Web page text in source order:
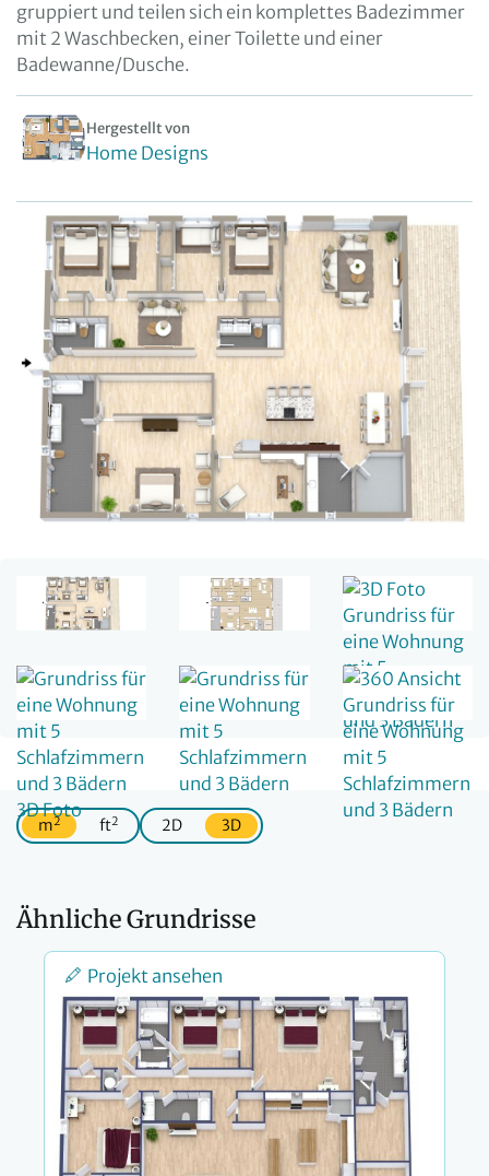
gruppiert und teilen sich ein komplettes Badezimmer
mit 2 Waschbecken, einer Toilette und einer
Badewanne/Dusche.
Hergestellt von
Home Designs
m2 ft2 2D 3D
Ähnliche Grundrisse
Projekt ansehen